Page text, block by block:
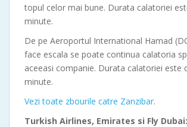
topul celor mai bune. Durata calatoriei
minute.
De pe Aeroportul International Hamad
face escala se poate continua calatoria
aceeasi companie. Durata calatoriei este
minute.
Vezi toate zbourile catre Zanzibar.
Turkish Airlines, Emirates si Fly